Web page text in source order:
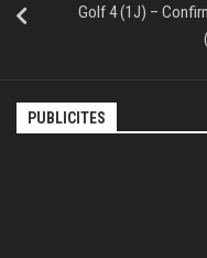
Golf 4 (1J) –
PUBLICITES